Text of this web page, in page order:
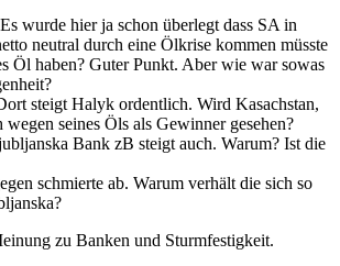
wurde hier ja schon überlegt dass SA in
neutral durch eine Ölkrise kommen müsste
Öl haben? Guter Punkt. Aber wie war sowas
steigt Halyk ordentlich. Wird Kasachstan,
wegen seines Öls als Gewinner gesehen?
Bank zB steigt auch. Warum? Ist die
schmierte ab. Warum verhält die sich so
zu Banken und Sturmfestigkeit.